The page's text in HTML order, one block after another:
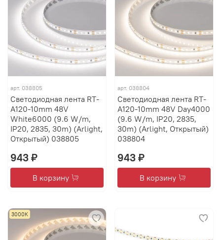
арт. 038805
Светодиодная лента RT-
A120-10mm 48V
White6000 (9.6 W/m,
IP20, 2835, 30m) (Arlight,
Открытый) 038805
943 ₽
В корзину
арт. 038804
Светодиодная лента RT-
A120-10mm 48V Day4000
(9.6 W/m, IP20, 2835,
30m) (Arlight, Открытый)
038804
943 ₽
В корзину
3000К